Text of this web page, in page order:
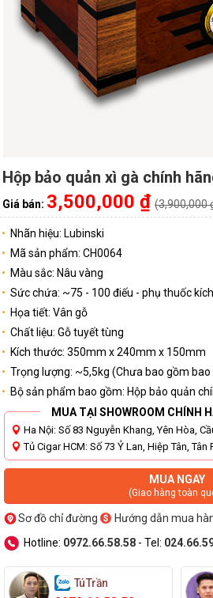
Hộp bảo quản xì gà chính
Giá bán: 3,500,000 ₫ (3,900,000
Nhãn hiệu: Lubinski
Mã sản phẩm: CH0064
Màu sắc: Nâu vàng
Sức chứa: ~75 - 100 điếu - phụ thuốc
Họa tiết: Vân gỗ
Chất liệu: Gỗ tuyết tùng
Kích thước: 350mm x 240mm x 150mm
Trọng lượng: ~5,5kg (Chưa bao gồm bao
Bộ sản phẩm bao gồm: Hộp bảo quản
MUA TẠI SHOWROOM CHÍNH
Ha Nội: Số 83 Nguyễn Khang, Yên Hòa,
Tủ Cigar HCM: Số 73 Ỷ Lan, Hiệp Tân, Tân
MUA NGAY
(Giao hàng toàn
Sơ đồ chỉ đường
Hướng dẫn mua
Hotline: 0972.66.58.58 - Tel:
Tú Trần